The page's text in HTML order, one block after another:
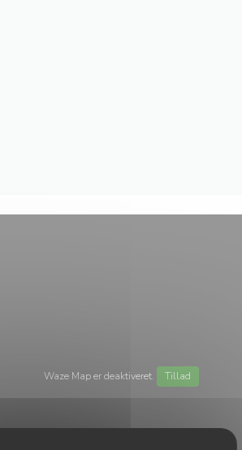
Waze Map er deaktiveret. Tillad